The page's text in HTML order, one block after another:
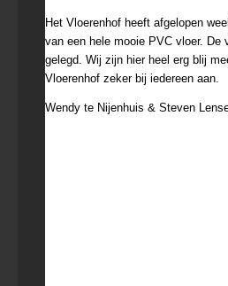
Het Vloerenhof heeft afgelopen
van een hele mooie PVC vloer. De
gelegd. Wij zijn hier heel erg blij
Vloerenhof zeker bij iedereen aan.
Wendy te Nijenhuis & Steven